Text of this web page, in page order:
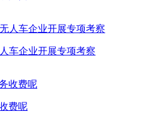
车企业开展专项考察
费呢